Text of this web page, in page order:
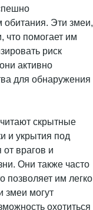
обитания. Эти змеи,
что помогает им
риск
активно
для обнаружения
скрытные
и укрытия под
от врагов и
Они также часто
позволяет им легко
змеи могут
охотиться